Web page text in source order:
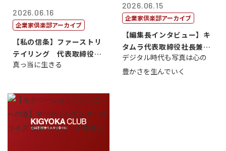
2026.06.16
企業家倶楽部アーカイブ
【私の信条】ファーストリ
テイリング 代表取締役会
長兼社長 柳...
真っ当に生きる
2026.06.15
企業家倶楽部アーカイブ
【編集長インタビュー】キ
タムラ代表取締役社長兼Ｃ
ＯＯ 武川 ...
デジタル時代も写真は心の
豊かさを生んでいく